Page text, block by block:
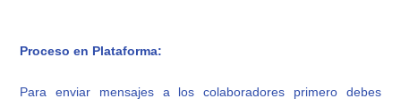
Proceso en Plataforma:
Para enviar mensajes a los colaboradores primero debes